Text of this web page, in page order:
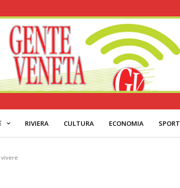
RIVIERA CULTURA ECONOMIA SPORT
vivere